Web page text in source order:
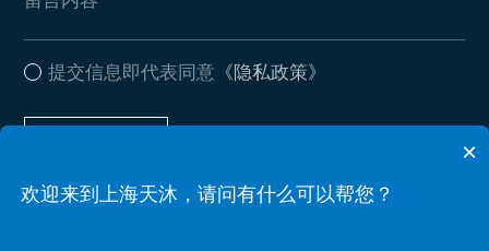
提交信息即代表同意 《隐私政策》
×
欢迎来到上海天沐，请问有什么可以帮您？